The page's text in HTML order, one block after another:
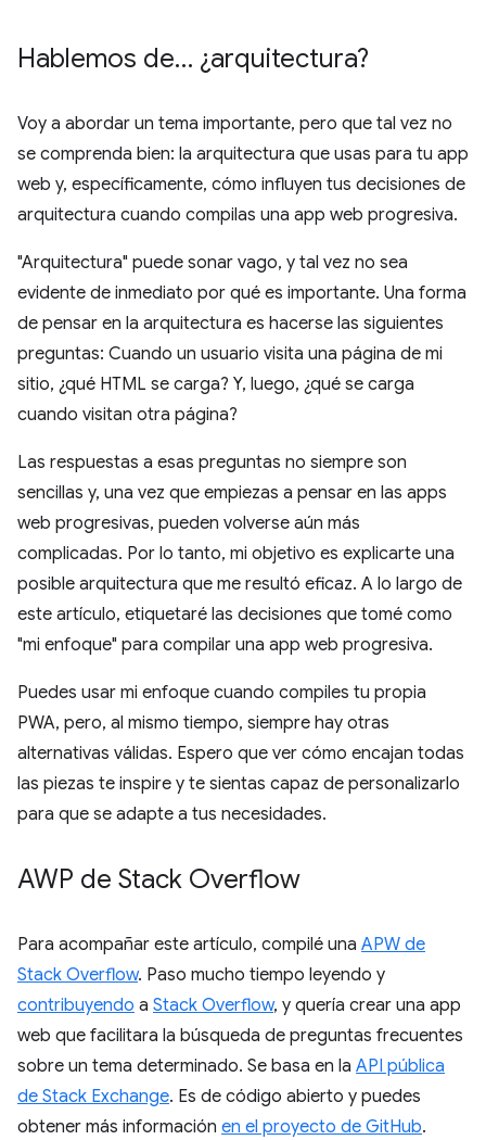
Hablemos de… ¿arquitectura?
Voy a abordar un tema importante, pero que tal vez no
se comprenda bien: la arquitectura que usas para tu app
web y, específicamente, cómo influyen tus decisiones de
arquitectura cuando compilas una app web progresiva.
"Arquitectura" puede sonar vago, y tal vez no sea
evidente de inmediato por qué es importante. Una forma
de pensar en la arquitectura es hacerse las siguientes
preguntas: Cuando un usuario visita una página de mi
sitio, ¿qué HTML se carga? Y, luego, ¿qué se carga
cuando visitan otra página?
Las respuestas a esas preguntas no siempre son
sencillas y, una vez que empiezas a pensar en las apps
web progresivas, pueden volverse aún más
complicadas. Por lo tanto, mi objetivo es explicarte una
posible arquitectura que me resultó eficaz. A lo largo de
este artículo, etiquetaré las decisiones que tomé como
"mi enfoque" para compilar una app web progresiva.
Puedes usar mi enfoque cuando compiles tu propia
PWA, pero, al mismo tiempo, siempre hay otras
alternativas válidas. Espero que ver cómo encajan todas
las piezas te inspire y te sientas capaz de personalizarlo
para que se adapte a tus necesidades.
AWP de Stack Overflow
Para acompañar este artículo, compilé una APW de
Stack Overflow. Paso mucho tiempo leyendo y
contribuyendo a Stack Overflow, y quería crear una app
web que facilitara la búsqueda de preguntas frecuentes
sobre un tema determinado. Se basa en la API pública
de Stack Exchange. Es de código abierto y puedes
obtener más información en el proyecto de GitHub.